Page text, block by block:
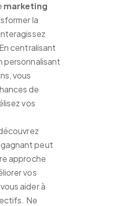
marketing
la
centralisant
personnalisant
vous
de
vos
peut
approche
vos
aider à
Ne